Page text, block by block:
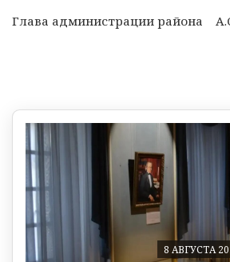
Глава администрации района
8 АВГУСТА